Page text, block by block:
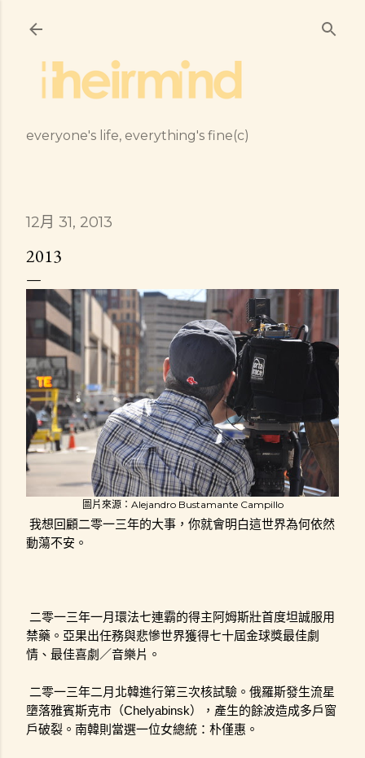
everyone's life, everything's fine(c)
12月 31, 2013
2013
圖片來源：Alejandro Bustamante Campillo
我想回顧二零一三年的大事，你就會明白這世界為何依然
動蕩不安。
二零一三年一月環法七連霸的得主阿姆斯壯首度坦誠服用
禁藥。亞果出任務與悲慘世界獲得七十屆金球獎最佳劇
情、最佳喜劇／音樂片。
二零一三年二月北韓進行第三次核試驗。俄羅斯發生流星
墮落雅賓斯克市（Chelyabinsk），產生的餘波造成多戶窗
戶破裂。南韓則當選一位女總統：朴僅惠。